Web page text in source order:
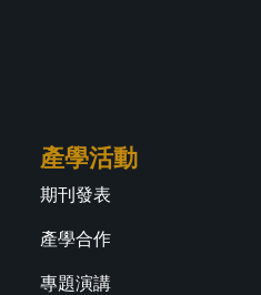
產學活動
期刊發表
產學合作
專題演講